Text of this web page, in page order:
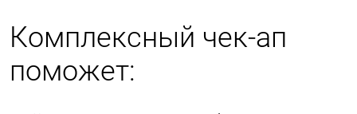
Комплексный чек-ап
поможет: